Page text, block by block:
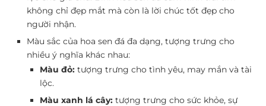
không chỉ đẹp mắt mà còn là lời chúc tốt đẹp cho
người nhận.
Màu sắc của hoa sen đá đa dạng, tượng trưng cho
nhiều ý nghĩa khác nhau:
Màu đỏ: tượng trưng cho tình yêu, may mắn và tài
lộc.
Màu xanh lá cây: tượng trưng cho sức khỏe, sự